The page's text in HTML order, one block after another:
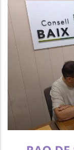
El
Laboral